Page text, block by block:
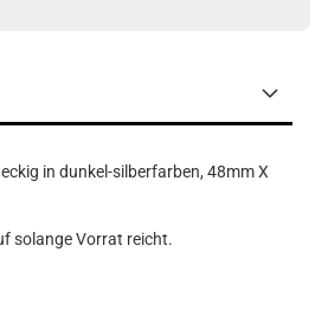
in dunkel-silberfarben, 48mm X
solange Vorrat reicht.